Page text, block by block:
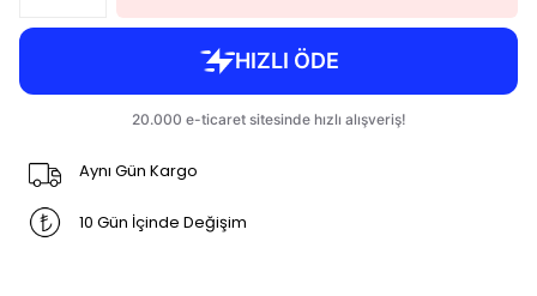
Aynı Gün Kargo
10 Gün İçinde Değişim